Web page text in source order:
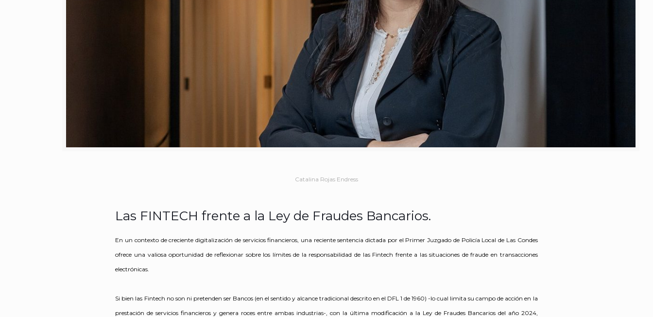
Catalina Rojas Endress
Las FINTECH frente a la Ley de Fraudes Bancarios.
En un contexto de creciente digitalización de servicios financieros, una reciente sentencia dictada por el Primer Juzgado de Policía Local de Las Condes
ofrece una valiosa oportunidad de reflexionar sobre los límites de la responsabilidad de las Fintech frente a las situaciones de fraude en transacciones
electrónicas.
Si bien las Fintech no son ni pretenden ser Bancos (en el sentido y alcance tradicional descrito en el DFL 1 de 1960) -lo cual limita su campo de acción en la
prestación de servicios financieros y genera roces entre ambas industrias-, con la última modificación a la Ley de Fraudes Bancarios del año 2024,